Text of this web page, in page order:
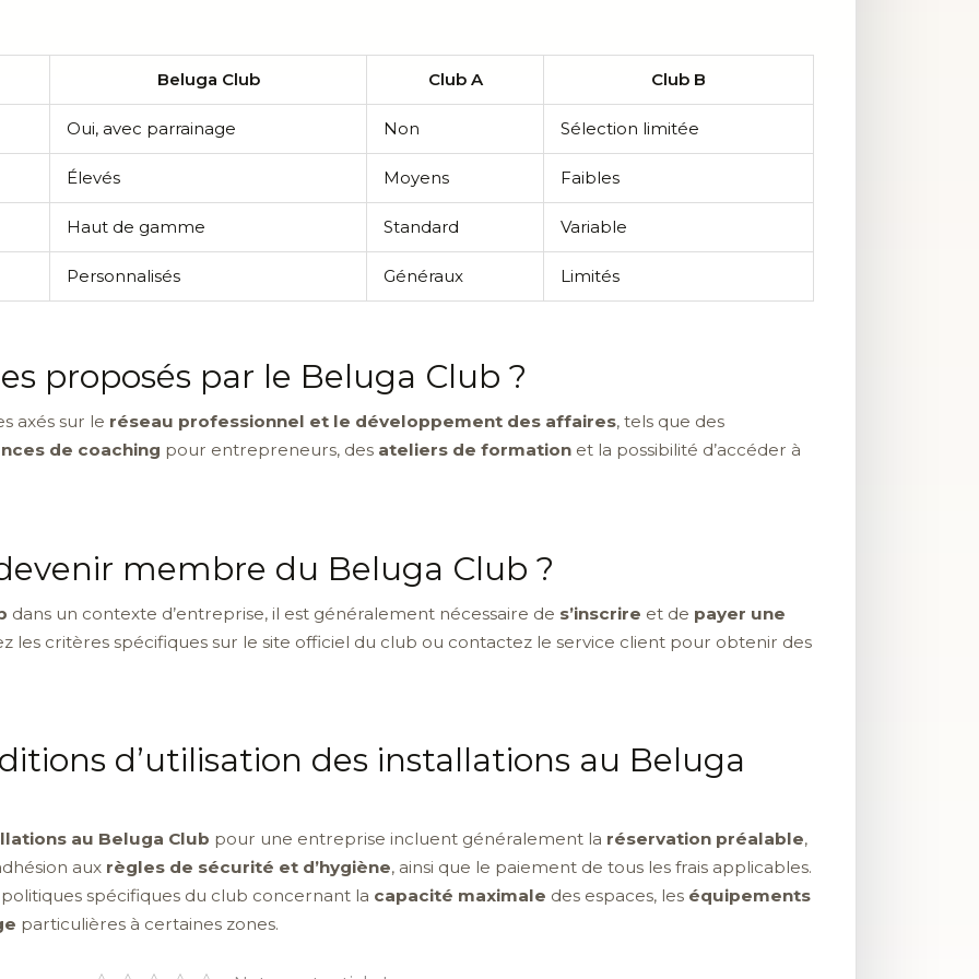
Beluga Club Club A Club B
Oui, avec parrainage Non Sélection limitée
Élevés Moyens Faibles
Haut de gamme Standard Variable
Personnalisés Généraux Limités
proposés par le Beluga Club ?
axés sur le réseau professionnel et le développement des affaires, tels que des
de coaching pour entrepreneurs, des ateliers de formation et la possibilité d’accéder à
membre du Beluga Club ?
dans un contexte d’entreprise, il est généralement nécessaire de s’inscrire et de payer une
les critères spécifiques sur le site officiel du club ou contactez le service client pour obtenir des
d’utilisation des installations au Beluga
au Beluga Club pour une entreprise incluent généralement la réservation préalable,
aux règles de sécurité et d’hygiène, ainsi que le paiement de tous les frais applicables.
spécifiques du club concernant la capacité maximale des espaces, les équipements
particulières à certaines zones.